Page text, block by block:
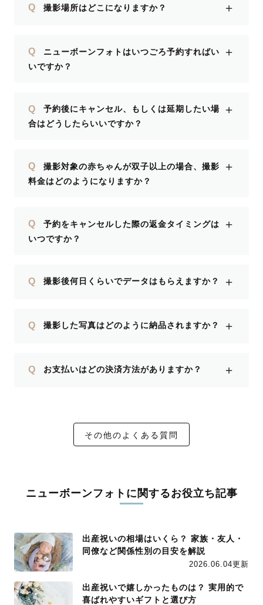
Q 撮影場所はどこになりますか？ ＋
Q
ニューボーンフォトはいつごろ予約すればい
いですか？
＋
Q
予約後にキャンセル、もしくは延期したい場
合はどうしたらいいですか？
＋
Q
撮影対象の赤ちゃんが双子以上の場合、撮影
料金はどのようになりますか？
＋
Q
予約をキャンセルした際の返金タイミングは
いつですか？
＋
Q 撮影後何日くらいでデータはもらえますか？ ＋
Q 撮影した写真はどのように納品されますか？ ＋
Q お支払いはどの決済方法がありますか？ ＋
その他のよくある質問
ニューボーンフォトに関するお役立ち記事
出産祝いの相場はいくら？ 家族・友人・
同僚など関係性別の目安を解説
2026.06.04更新
出産祝いで嬉しかったものは？ 実用的で
喜ばれやすいギフトと選び方